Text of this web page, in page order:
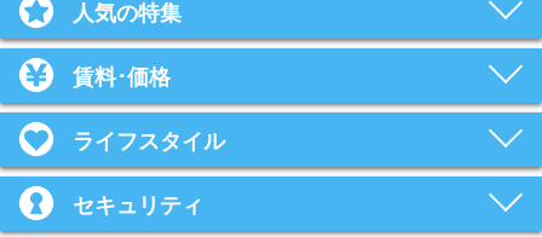
人気の特集
賃料･価格
ライフスタイル
セキュリティ